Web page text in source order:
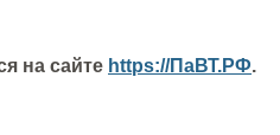
на сайте https://ПаВТ.РФ.